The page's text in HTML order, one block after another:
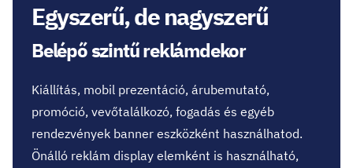
Egyszerű, de nagyszerű
Belépő szintű reklámdekor
Kiállítás, mobil prezentáció, árubemutató,
promóció, vevőtalálkozó, fogadás és egyéb
rendezvények banner eszközként használhatod.
Önálló reklám display elemként is használható,